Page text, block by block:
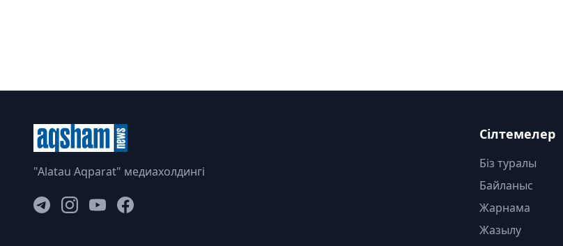
"Alatau Aqparat" медиахолдингі
Сілтемелер
Біз туралы
Байланыс
Жарнама
Жазылу